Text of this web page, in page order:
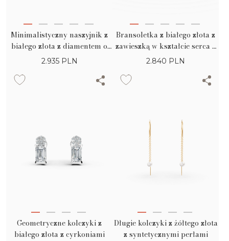
Minimalistyczny naszyjnik z
białego złota z diamentem o
masie 0.1ct
2.935 PLN
Bransoletka z białego złota z
zawieszką w kształcie serca z
diamentami o masie 0.07ct
2.840 PLN
Geometryczne kolczyki z
białego złota z cyrkoniami
Długie kolczyki z żółtego złota
z syntetycznymi perłami